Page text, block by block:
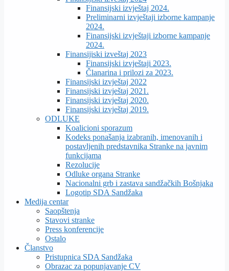
Finansijski izvještaj 2024.
Preliminarni izvještaji izborne kampanje
2024.
Finansijski izvještaji izborne kampanje
2024.
Finansijiski izveštaj 2023
Finansijski izvještaji 2023.
Članarina i prilozi za 2023.
Finansijski izvještaj 2022
Finansijski izvještaj 2021.
Finansijski izvještaj 2020.
Finansijski izvještaj 2019.
ODLUKE
Koalicioni sporazum
Kodeks ponašanja izabranih, imenovanih i
postavljenih predstavnika Stranke na javnim
funkcijama
Rezolucije
Odluke organa Stranke
Nacionalni grb i zastava sandžačkih Bošnjaka
Logotip SDA Sandžaka
Medija centar
Saopštenja
Stavovi stranke
Press konferencije
Ostalo
Članstvo
Pristupnica SDA Sandžaka
Obrazac za popunjavanje CV